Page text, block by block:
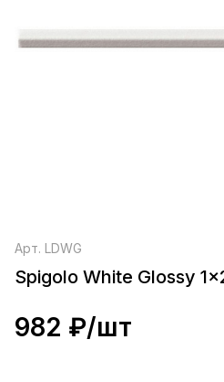
Арт. LDWG
Spigolo White Glossy
982 ₽/шт